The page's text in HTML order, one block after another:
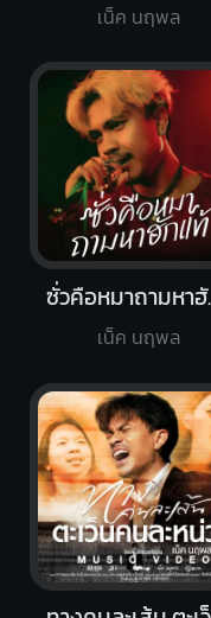
เน็ค นฤพล
ซั่วคื
เน็ค นฤพล